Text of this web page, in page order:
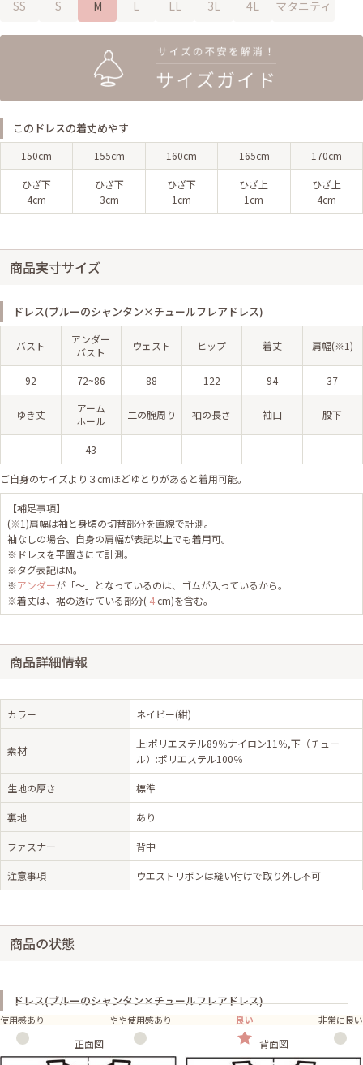
SS S M L LL 3L 4L マタニティ
このドレスの着丈めやす
150cm 155cm 160cm 165cm 170cm
ひざ下
4cm
ひざ下
3cm
ひざ下
1cm
ひざ上
1cm
ひざ上
4cm
商品実寸サイズ
ドレス(ブルーのシャンタン×チュールフレアドレス)
バスト
アンダー
バスト
ウェスト ヒップ 着丈 肩幅(※1)
92 72~86 88 122 94 37
ゆき丈
アーム
ホール
二の腕周り 袖の長さ 袖口 股下
- 43 - - - -
ご自身のサイズより３cmほどゆとりがあると着用可能。
【補足事項】
(※1)肩幅は袖と身頃の切替部分を直線で計測。
袖なしの場合、自身の肩幅が表記以上でも着用可。
※ドレスを平置きにて計測。
※タグ表記はM。
※アンダーが「～」となっているのは、ゴムが入っているから。
※着丈は、裾の透けている部分( 4 cm)を含む。
商品詳細情報
カラー ネイビー(紺)
素材
上:ポリエステル89％ナイロン11％,下（チュー
ル）:ポリエステル100％
生地の厚さ 標準
裏地 あり
ファスナー 背中
注意事項 ウエストリボンは縫い付けで取り外し不可
商品の状態
ドレス(ブルーのシャンタン×チュールフレアドレス)
使用感あり やや使用感あり 良い 非常に良い
正面図 背面図